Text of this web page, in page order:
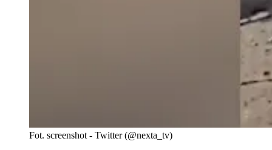
Fot. screenshot - Twitter (@nexta_tv)